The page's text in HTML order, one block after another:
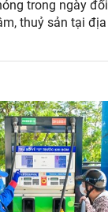
trong ngày
thuỷ sản tại